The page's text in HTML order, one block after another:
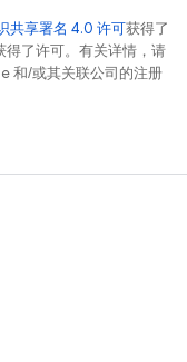
共享署名 4.0 许可获得了
得了许可。有关详情，请
和/或其关联公司的注册